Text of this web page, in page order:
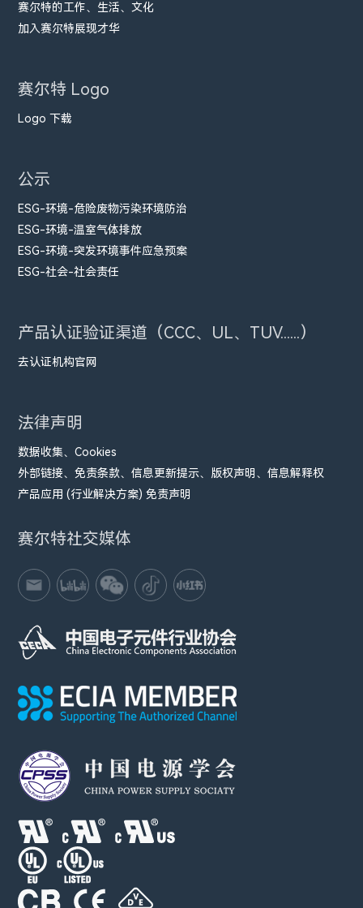
赛尔特的工作、生活、文化
加入赛尔特展现才华
赛尔特 Logo
Logo 下载
公示
ESG-环境-危险废物污染环境防治
ESG-环境-温室气体排放
ESG-环境-突发环境事件应急预案
ESG-社会-社会责任
产品认证验证渠道（CCC、UL、TUV......）
去认证机构官网
法律声明
数据收集、Cookies
外部链接、免责条款、信息更新提示、版权声明、信息解释权
产品应用 (行业解决方案) 免责声明
赛尔特社交媒体